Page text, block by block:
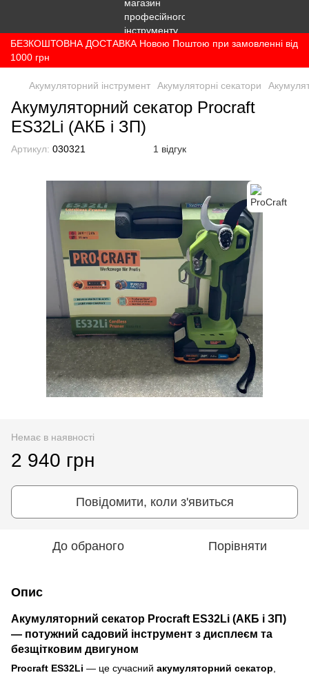
БЕЗКОШТОВНА ДОСТАВКА Новою Поштою при замовленні від
1000 грн
Акумуляторний інструмент Акумуляторні секатори
Акумуляторний секатор Procraft
ES32Li (АКБ і ЗП)
Артикул: 030321 1 відгук
Немає в наявності
2 940 грн
Повідомити, коли з'явиться
До обраного Порівняти
Опис
Акумуляторний секатор Procraft ES32Li (АКБ і ЗП)
— потужний садовий інструмент з дисплеєм та
безщітковим двигуном
Procraft ES32Li — це сучасний акумуляторний секатор